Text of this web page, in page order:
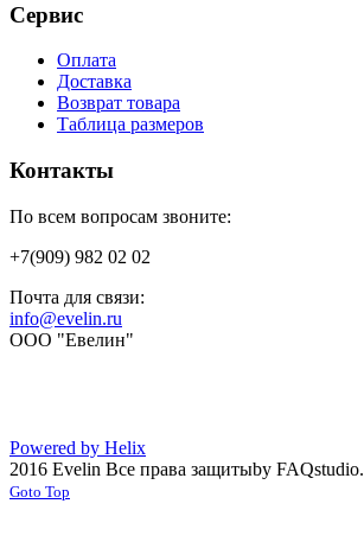
Сервис
Оплата
Доставка
Возврат товара
Таблица размеров
Контакты
По всем вопросам звоните:
+7(909) 982 02 02
Почта для связи:
info@evelin.ru
ООО "Евелин"
Powered by Helix
2016 Evelin Все права защитыby FAQstudio.
Goto Top